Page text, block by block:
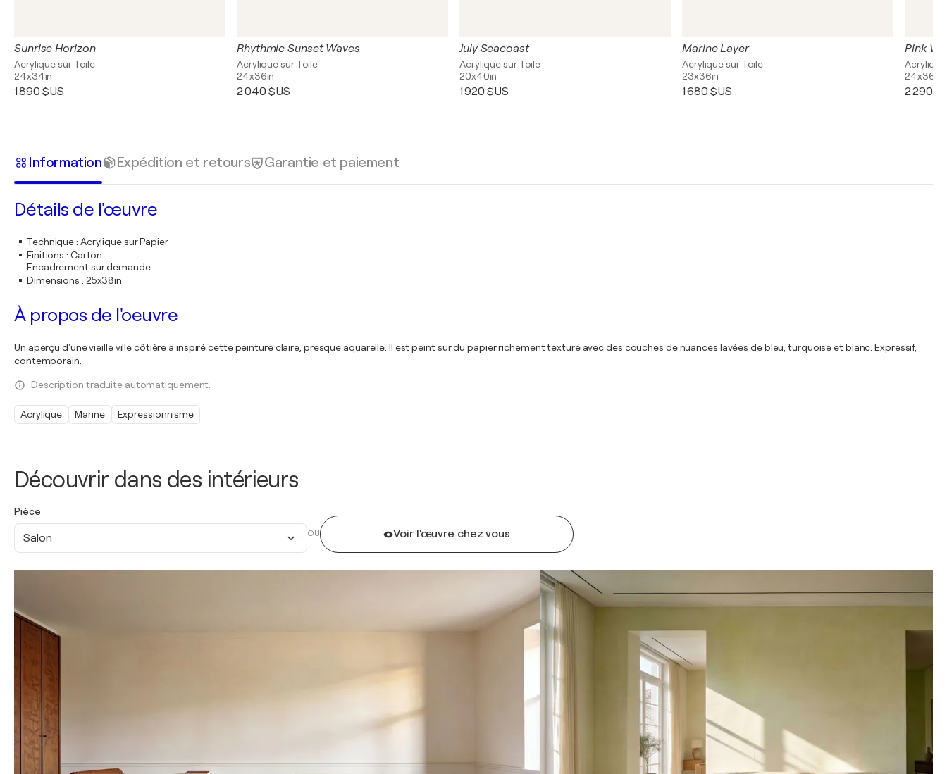
Découvrir dans des intérieurs
Pièce
Salon OU Voir l'œuvre chez vous
Sunrise Horizon
Acrylique sur Toile
24x34in
1 890 $US
Rhythmic Sunset Waves
Acrylique sur Toile
24x36in
2 040 $US
July Seacoast
Acrylique sur Toile
20x40in
1 920 $US
Marine Layer
Acrylique sur Toile
23x36in
1 680 $US
Pink
24x36in
2 290
Information Expédition et retours Garantie et paiement
Détails de l'œuvre
Technique: Acrylique sur Papier
Finitions : Carton
Encadrement sur demande
Dimensions : 25x38in
À propos de l'oeuvre
Un aperçu d'une vieille ville côtière a inspiré cette peinture claire, presque aquarelle. Il est peint sur du papier richement texturé avec des couches de nuances lavées de bleu, turquoise et blanc. Expressif,
contemporain.
Description traduite automatiquement.
Acrylique Marine Expressionnisme